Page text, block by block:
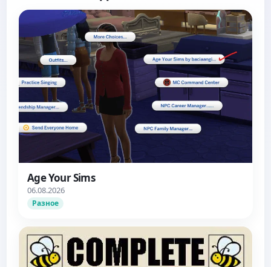
Age Your Sims
06.08.2026
Разное